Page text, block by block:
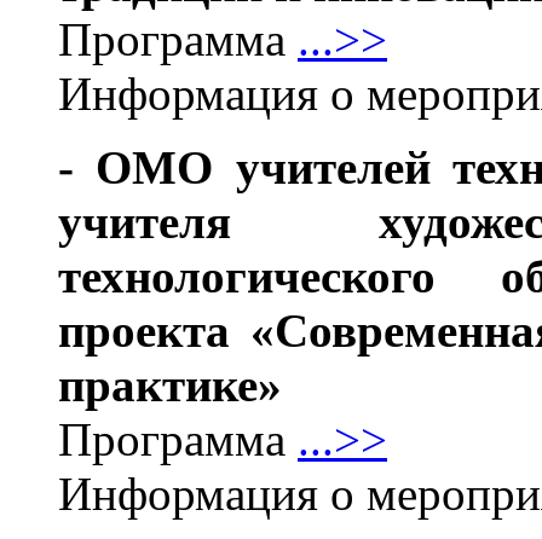
Программа ...>>
Информация о
- ОМО учителей
учителя
технологического
проекта
практике»
Программа ...>>
Информация о